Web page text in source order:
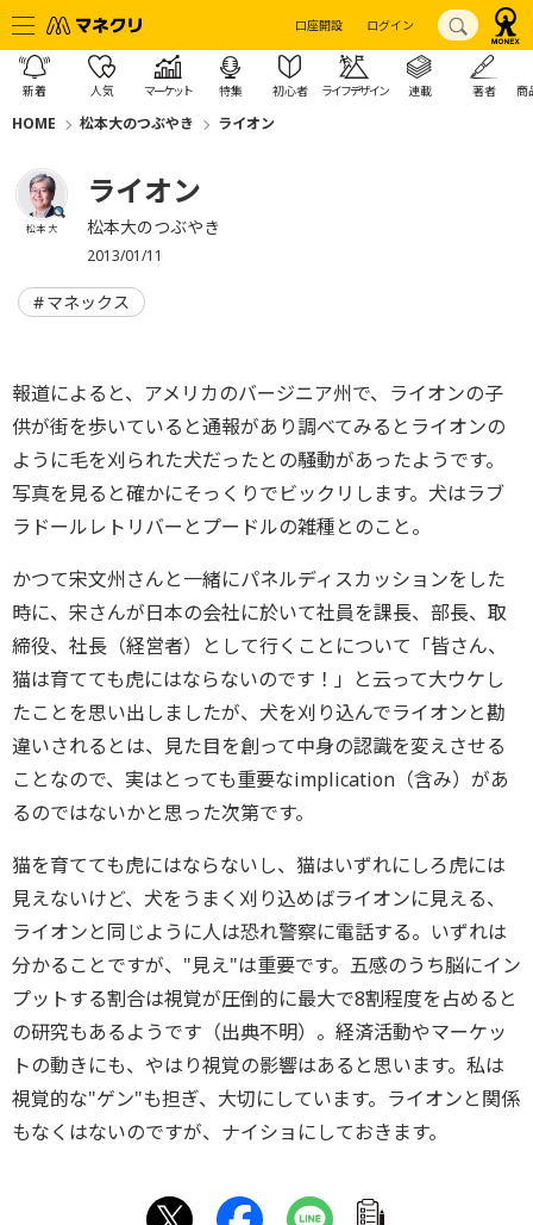
口座開設 ログイン
新着 人気 マーケット 特集 初心者 ライフデザイン 連載 著者 商
HOME 松本大のつぶやき ライオン
松本 大
ライオン
松本大のつぶやき
2013/01/11
マネックス
報道によると、アメリカのバージニア州で、ライオンの子
供が街を歩いていると通報があり調べてみるとライオンの
ように毛を刈られた犬だったとの騒動があったようです。
写真を見ると確かにそっくりでビックリします。犬はラブ
ラドールレトリバーとプードルの雑種とのこと。
かつて宋文州さんと一緒にパネルディスカッションをした
時に、宋さんが日本の会社に於いて社員を課長、部長、取
締役、社長（経営者）として行くことについて「皆さん、
猫は育てても虎にはならないのです！」と云って大ウケし
たことを思い出しましたが、犬を刈り込んでライオンと勘
違いされるとは、見た目を創って中身の認識を変えさせる
ことなので、実はとっても重要なimplication（含み）があ
るのではないかと思った次第です。
猫を育てても虎にはならないし、猫はいずれにしろ虎には
見えないけど、犬をうまく刈り込めばライオンに見える、
ライオンと同じように人は恐れ警察に電話する。いずれは
分かることですが、"見え"は重要です。五感のうち脳にイン
プットする割合は視覚が圧倒的に最大で8割程度を占めると
の研究もあるようです（出典不明）。経済活動やマーケッ
トの動きにも、やはり視覚の影響はあると思います。私は
視覚的な"ゲン"も担ぎ、大切にしています。ライオンと関係
もなくはないのですが、ナイショにしておきます。